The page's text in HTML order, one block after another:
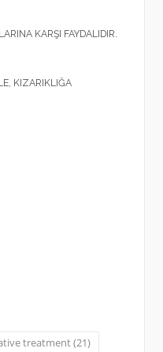
KARŞI FAYDALIDIR.
KIZARIKLIĞA
treatment(21)